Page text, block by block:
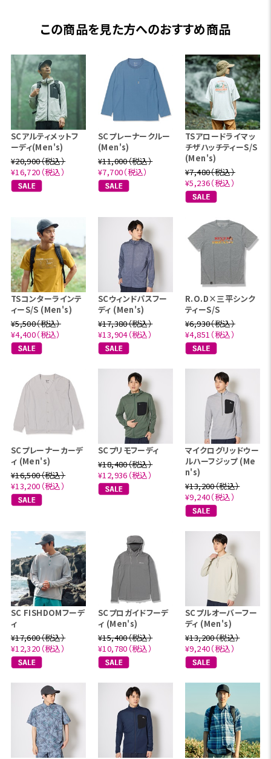
スコーロン®は、紫外線領域でのUVカット効果がありま
す。 したがって、防虫だけでなく、激しい発汗運動や強い
日差しの中での着用にも適しています。
この商品を見た方へのおすすめ商品
SCアルティメットフ
ーディ(Men's)
¥20,900（税込）
¥16,720（税込）
SCプレーナークルー
(Men's)
¥11,000（税込）
¥7,700（税込）
TSアロードライマッ
チザハッチティーS/S
(Men's)
¥7,480（税込）
¥5,236（税込）
TSコンターラインテ
ィーS/S (Men's)
¥5,500（税込）
¥4,400（税込）
SCウィンドパスフー
ディ (Men's)
¥17,380（税込）
¥13,904（税込）
R.O.D×三平シンク
ティーS/S
¥6,930（税込）
¥4,851（税込）
SCプレーナーカーデ
ィ (Men's)
¥16,500（税込）
¥13,200（税込）
SCプリモフーディ
¥18,480（税込）
¥12,936（税込）
マイクログリッドウー
ルハーフジップ (Me
n's)
¥13,200（税込）
¥9,240（税込）
SC FISHDOMフーデ
ィ
¥17,600（税込）
¥12,320（税込）
SCプロガイドフーデ
ィ (Men's)
¥15,400（税込）
¥10,780（税込）
SCプルオーバーフー
ディ (Men's)
¥13,200（税込）
¥9,240（税込）